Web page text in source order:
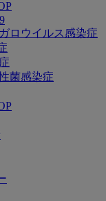
ロウイルス感染症
菌感染症